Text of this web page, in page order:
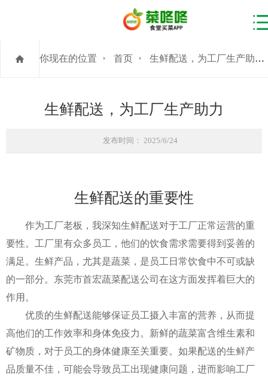
你现在的位置 首页 生鲜配送，为工厂生产助力
生鲜配送，为工厂生产助力
发布时间： 2025/6/24
生鲜配送的重要性
作为工厂老板，我深知生鲜配送对于工厂正常运营的重
要性。工厂里有众多员工，他们的饮食需求需要得到妥善的
满足。生鲜产品，尤其是蔬菜，是员工日常饮食中不可或缺
的一部分。东莞市首宏蔬菜配送公司在这方面发挥着巨大的
作用。
优质的生鲜配送能够保证员工摄入丰富的营养，从而提
高他们的工作效率和身体免疫力。新鲜的蔬菜富含维生素和
矿物质，对于员工的身体健康至关重要。如果配送的生鲜产
品质量不佳，可能会导致员工出现健康问题，进而影响工厂